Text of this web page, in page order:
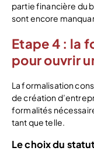
partie financière du
sont encore
Etape 4 : la
pour ouvrir
La formalisation
de création
formalités
tant que telle.
Le choix du